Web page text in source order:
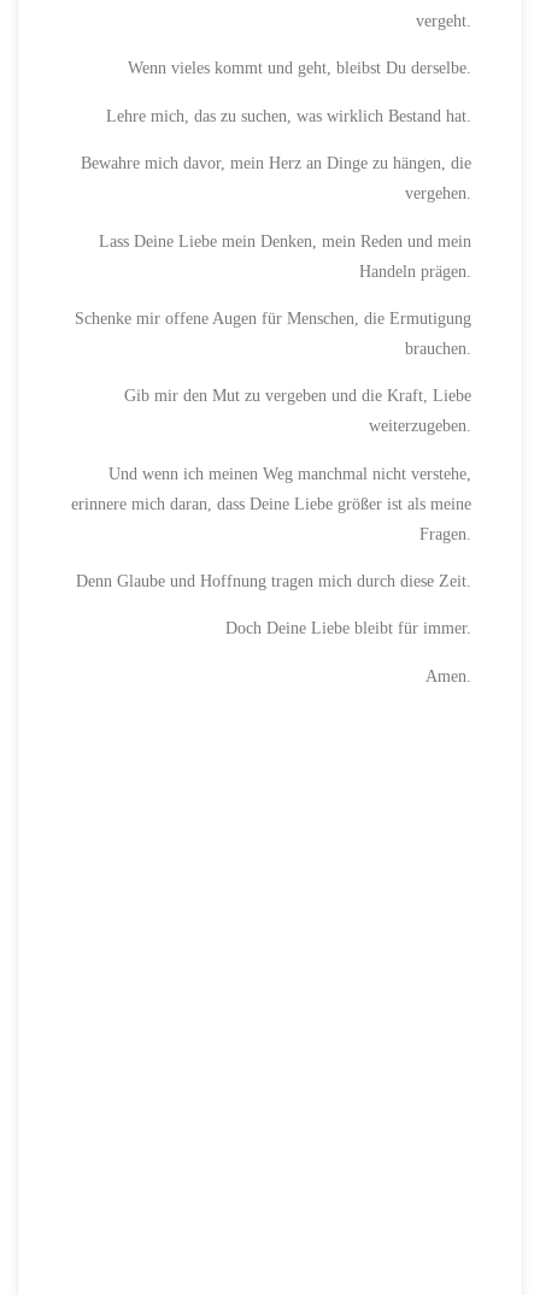
vergeht.
Wenn vieles kommt und geht, bleibst Du derselbe.
Lehre mich, das zu suchen, was wirklich Bestand hat.
Bewahre mich davor, mein Herz an Dinge zu hängen, die
vergehen.
Lass Deine Liebe mein Denken, mein Reden und mein
Handeln prägen.
Schenke mir offene Augen für Menschen, die Ermutigung
brauchen.
Gib mir den Mut zu vergeben und die Kraft, Liebe
weiterzugeben.
Und wenn ich meinen Weg manchmal nicht verstehe,
erinnere mich daran, dass Deine Liebe größer ist als meine
Fragen.
Denn Glaube und Hoffnung tragen mich durch diese Zeit.
Doch Deine Liebe bleibt für immer.
Amen.